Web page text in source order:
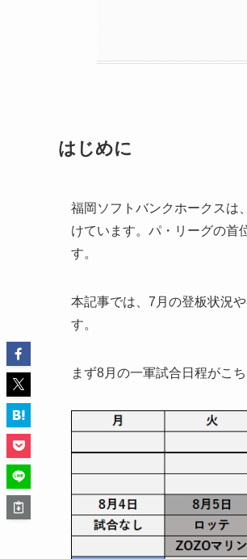
はじめに
福岡ソフトバンクホークスは
けています。パ・リーグの首
す。
本記事では、7月の登板状況
す。
まず8月の一軍試合日程がこち